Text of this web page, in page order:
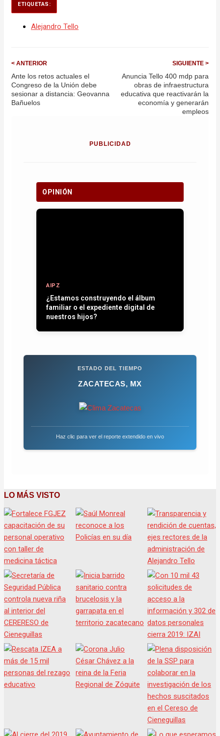
ETIQUETAS:
Alejandro Tello
< ANTERIOR
Ante los retos actuales el
Congreso de la Unión debe
sesionar a distancia: Geovanna
Bañuelos
SIGUIENTE >
Anuncia Tello 400 mdp para
obras de infraestructura
educativa que reactivarán la
economía y generarán
empleos
PUBLICIDAD
OPINIÓN
AIPZ
Entre plumas, operativos y la paz que
se quiere recuperar
ESTADO DEL TIEMPO
ZACATECAS, MX
Haz clic para ver el reporte extendido en vivo
LO MÁS VISTO